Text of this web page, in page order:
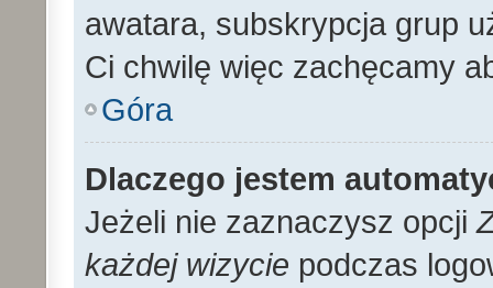
awatara, subskrypcja grup
Ci chwilę więc zachęcamy
Góra
Dlaczego jestem
Jeżeli nie zaznaczysz opcji
każdej wizycie podczas